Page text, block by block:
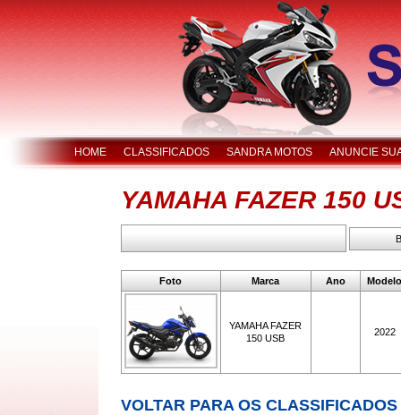
HOME CLASSIFICADOS SANDRA MOTOS ANUNCIE
YAMAHA FAZER 150
Foto Marca Ano
YAMAHA FAZER
150 USB
2022
VOLTAR PARA OS CLASSIFICADOS